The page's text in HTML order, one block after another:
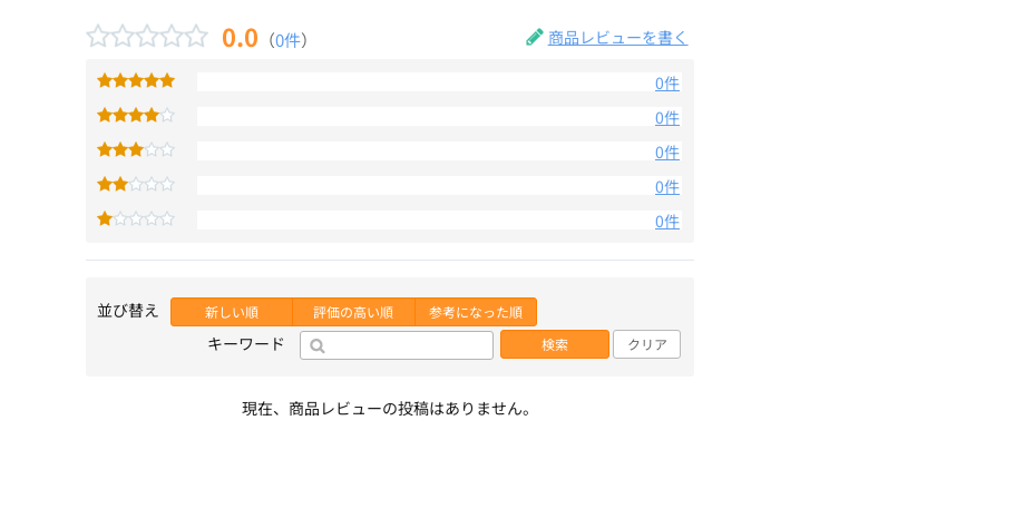
0.0 （0件） 商品レビューを書く
0件
0件
0件
0件
0件
並び替え 新しい順 評価の高い順 参考になった順
キーワード 検索 クリア
現在、商品レビューの投稿はありません。